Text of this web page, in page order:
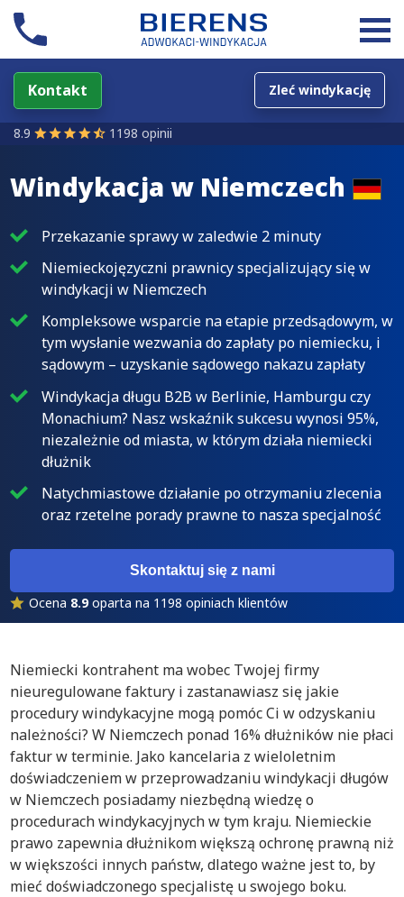
Kontakt Zleć windykację
8.9 1198 opinii
Windykacja w Niemczech
Przekazanie sprawy w zaledwie 2 minuty
Niemieckojęzyczni prawnicy specjalizujący się w
windykacji w Niemczech
Kompleksowe wsparcie na etapie przedsądowym, w
tym wysłanie wezwania do zapłaty po niemiecku, i
sądowym – uzyskanie sądowego nakazu zapłaty
Windykacja długu B2B w Berlinie, Hamburgu czy
Monachium? Nasz wskaźnik sukcesu wynosi 95%,
niezależnie od miasta, w którym działa niemiecki
dłużnik
Natychmiastowe działanie po otrzymaniu zlecenia
oraz rzetelne porady prawne to nasza specjalność
Skontaktuj się z nami
Ocena 8.9oparta na 1198 opiniach klientów
Niemiecki kontrahent ma wobec Twojej firmy
nieuregulowane faktury i zastanawiasz się jakie
procedury windykacyjne mogą pomóc Ci w odzyskaniu
należności? W Niemczech ponad 16% dłużników nie płaci
faktur w terminie. Jako kancelaria z wieloletnim
doświadczeniem w przeprowadzaniu windykacji długów
w Niemczech posiadamy niezbędną wiedzę o
procedurach windykacyjnych w tym kraju. Niemieckie
prawo zapewnia dłużnikom większą ochronę prawną niż
w większości innych państw, dlatego ważne jest to, by
mieć doświadczonego specjalistę u swojego boku.